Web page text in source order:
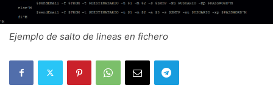
Ejemplo de salto de lineas en fichero